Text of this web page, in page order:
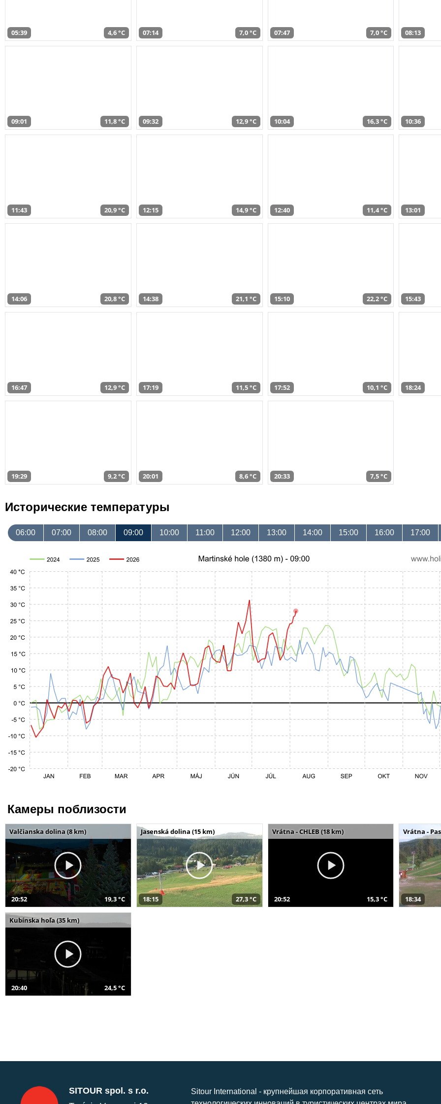
05:39 4,6 °C 07:14 7,0 °C 07:47 7,0 °C 08:13
09:01 11,8 °C 09:32 12,9 °C 10:04 16,3 °C 10:36
11:43 20,9 °C 12:15 14,9 °C 12:40 11,4 °C 13:01
14:06 20,8 °C 14:38 21,1 °C 15:10 22,2 °C 15:43
16:47 12,9 °C 17:19 11,5 °C 17:52 10,1 °C 18:24
19:29 9,2 °C 20:01 8,6 °C 20:33 7,5 °C
Исторические температуры
06:00 07:00 08:00 09:00 10:00 11:00 12:00 13:00 14:00 15:00 16:00 17:00
Камеры поблизости
Valčianska dolina (8 km)
20:52 19,3 °C
Jasenská dolina (15 km)
18:15 27,3 °C
Vrátna - CHLEB (18 km)
20:52 15,3 °C
Vrátna -
18:34
Kubínska hoľa (35 km)
20:40 24,5 °C
SITOUR spol. s r.o.
Sitour International - крупнейшая корпоративная сеть